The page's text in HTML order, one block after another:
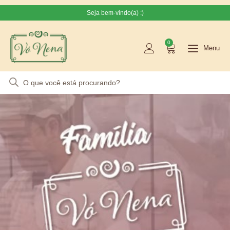
Seja bem-vindo(a) :)
0
Menu